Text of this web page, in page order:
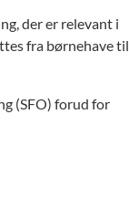
der er relevant i
fra børnehave til
(SFO) forud for